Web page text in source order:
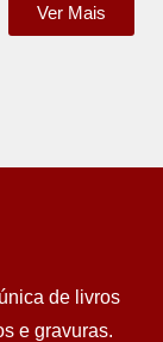
Ver Mais
de livros
e gravuras.